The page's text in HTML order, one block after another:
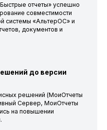
отчеты» успешно
совместимости
системы «АльтерОС» и
документов и
до версии
решений (МоиОтчеты
Сервер, МоиОтчеты
на повышении